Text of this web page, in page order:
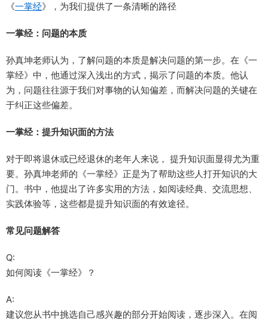
《一掌经》，为我们提供了一条清晰的路径
一掌经：问题的本质
孙真坤老师认为，了解问题的本质是解决问题的第一步。在《一
掌经》中，他通过深入浅出的方式，揭示了问题的本质。他认
为，问题往往源于我们对事物的认知偏差，而解决问题的关键在
于纠正这些偏差。
一掌经：提升知识面的方法
对于即将退休或已经退休的老年人来说， 提升知识面显得尤为重
要。孙真坤老师的《一掌经》正是为了帮助这些人打开知识的大
门。书中，他提出了许多实用的方法，如阅读经典、交流思想、
实践体验等，这些都是提升知识面的有效途径。
常见问题解答
Q:
如何阅读《一掌经》？
A:
建议您从书中挑选自己感兴趣的部分开始阅读，逐步深入。在阅